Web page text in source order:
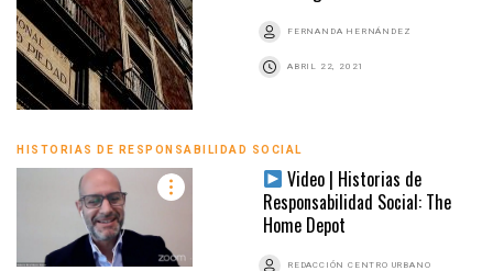
FERNANDA HERNÁNDEZ
ABRIL 22, 2021
HISTORIAS DE RESPONSABILIDAD SOCIAL
Video | Historias de
Responsabilidad Social: The
Home Depot
REDACCIÓN CENTRO URBANO